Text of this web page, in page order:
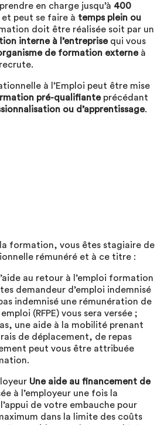
en charge jusqu’à 400
et peut se faire à temps plein ou
doit être réalisée soit par un
interne à l’entreprisequi vous
de formation externeà
à l’Emploi peut être mise
pré-qualifianteprécédant
ou d’apprentissage.
formation, vous êtes stagiaire de
rémunéré et à ce titre :
au retour à l’emploi formation
demandeur d’emploi indemnisé
indemnisé une rémunération de
(RFPE) vous sera versée ;
une aide à la mobilité prenant
de déplacement, de repas
peut vous être attribuée
Une aide au financement de
à l’employeur une fois la
de votre embauche pour
dans la limite des coûts